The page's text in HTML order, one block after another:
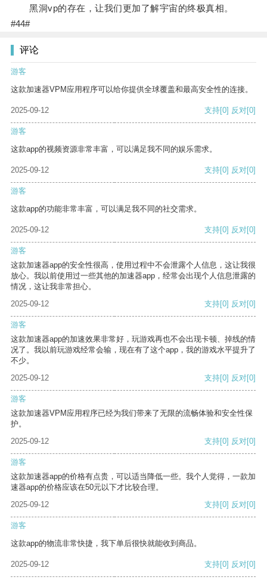
黑洞vp的存在，让我们更加了解宇宙的终极真相。
#44#
评论
游客
这款加速器VPM应用程序可以给你提供全球覆盖和最高安全性的连接。
2025-09-12 支持[0] 反对[0]
游客
这款app的视频资源非常丰富，可以满足我不同的娱乐需求。
2025-09-12 支持[0] 反对[0]
游客
这款app的功能非常丰富，可以满足我不同的社交需求。
2025-09-12 支持[0] 反对[0]
游客
这款加速器app的安全性很高，使用过程中不会泄露个人信息，这让我很
放心。我以前使用过一些其他的加速器app，经常会出现个人信息泄露的
情况，这让我非常担心。
2025-09-12
支持[0] 反对[0]
游客
这款加速器app的加速效果非常好，玩游戏再也不会出现卡顿、掉线的情
况了。我以前玩游戏经常会输，现在有了这个app，我的游戏水平提升了
不少。
2025-09-12
支持[0] 反对[0]
游客
这款加速器VPM应用程序已经为我们带来了无限的流畅体验和安全性保
护。
2025-09-12
支持[0] 反对[0]
游客
这款加速器app的价格有点贵，可以适当降低一些。我个人觉得，一款加
速器app的价格应该在50元以下才比较合理。
2025-09-12
支持[0] 反对[0]
游客
这款app的物流非常快捷，我下单后很快就能收到商品。
2025-09-12 支持[0] 反对[0]